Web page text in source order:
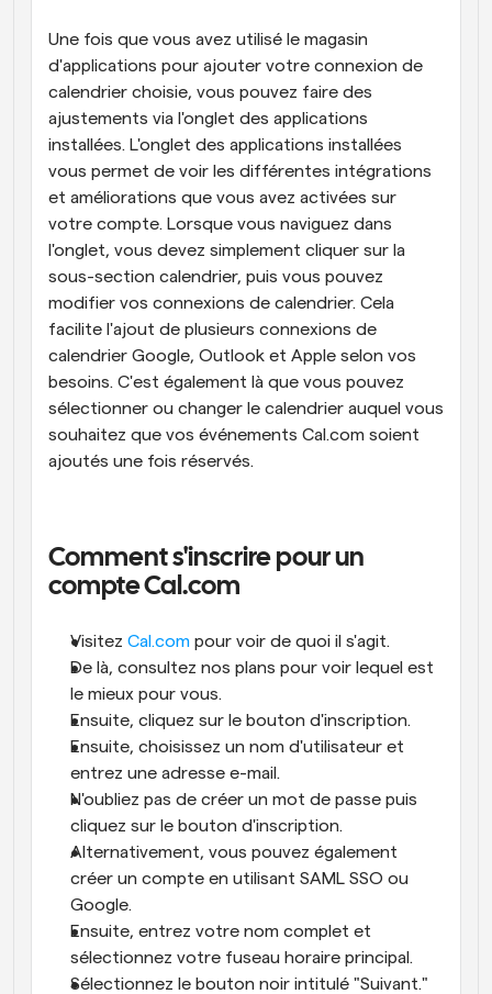
Une fois que vous avez utilisé le magasin
d'applications pour ajouter votre connexion de
calendrier choisie, vous pouvez faire des
ajustements via l'onglet des applications
installées. L'onglet des applications installées
vous permet de voir les différentes intégrations
et améliorations que vous avez activées sur
votre compte. Lorsque vous naviguez dans
l'onglet, vous devez simplement cliquer sur la
sous-section calendrier, puis vous pouvez
modifier vos connexions de calendrier. Cela
facilite l'ajout de plusieurs connexions de
calendrier Google, Outlook et Apple selon vos
besoins. C'est également là que vous pouvez
sélectionner ou changer le calendrier auquel vous
souhaitez que vos événements Cal.com soient
ajoutés une fois réservés.
Comment s'inscrire pour un
compte Cal.com
Visitez Cal.com pour voir de quoi il s'agit.
De là, consultez nos plans pour voir lequel est
le mieux pour vous.
Ensuite, cliquez sur le bouton d'inscription.
Ensuite, choisissez un nom d'utilisateur et
entrez une adresse e-mail.
N'oubliez pas de créer un mot de passe puis
cliquez sur le bouton d'inscription.
Alternativement, vous pouvez également
créer un compte en utilisant SAML SSO ou
Google.
Ensuite, entrez votre nom complet et
sélectionnez votre fuseau horaire principal.
Sélectionnez le bouton noir intitulé "Suivant."